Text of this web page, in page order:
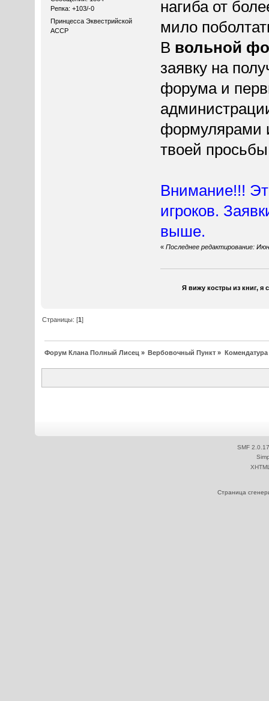
Репка: +103/-0
Принцесса Эквестрийской
АССР
нагиба от
мило
В вольной
заявку на
форума и
формулярами
твоей
Внимание!!!
игроков.
выше.
«Последнее редактирование:
Я вижу костры из книг, я
Страницы: [1]
Форум Клана Полный Лисец » Вербовочный Пункт » Комендатура
SMF 2.0.17
Страница